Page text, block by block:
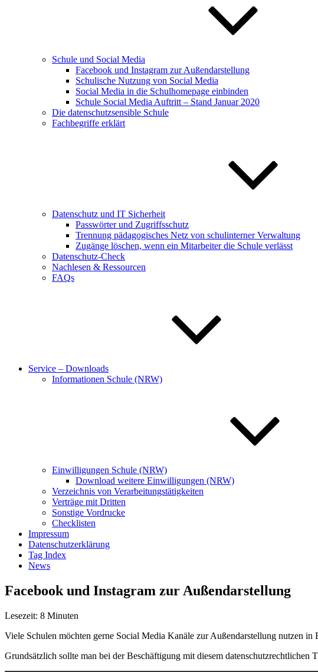
Schule und Social Media
Facebook und Instagram zur Außendarstellung
Schulische Nutzung von Social Media
Social Media in die Schulhomepage einbinden
Schule Social Media Auftritt – Stand Januar 2020
Die datenschutzsensible Schule
Fachbegriffe erklärt
Datenschutz und IT Sicherheit
Passwörter und Zugriffsschutz
Trennung pädagogisches Netz von schulinterner Verwaltung
Zugänge löschen, wenn ein Mitarbeiter die Schule verlässt
Datenschutz-Check
Nachlesen & Ressourcen
FAQs
Service – Downloads
Informationen Schule (NRW)
Einwilligungen Schule (NRW)
Download weitere Einwilligungen (NRW)
Verzeichnis von Verarbeitungstätigkeiten
Verträge mit Dritten
Sonstige Vordrucke
Checklisten
Impressum
Datenschutzerklärung
Tag Index
News
Facebook und Instagram zur Außendarstellung
Lesezeit: 8 Minuten
Viele Schulen möchten gerne Social Media Kanäle zur Außendarstellung nutzen
Grundsätzlich sollte man bei der Beschäftigung mit diesem